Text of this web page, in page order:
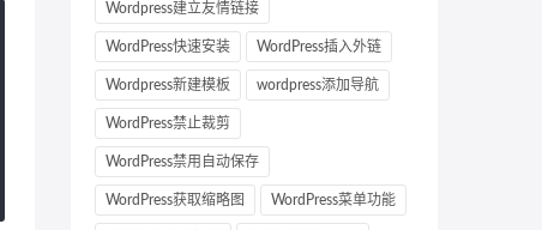
Wordpress建立友情链接
WordPress快速安装 WordPress插入外链
Wordpress新建模板 wordpress添加导航
WordPress禁止裁剪
WordPress禁用自动保存
WordPress获取缩略图 WordPress菜单功能